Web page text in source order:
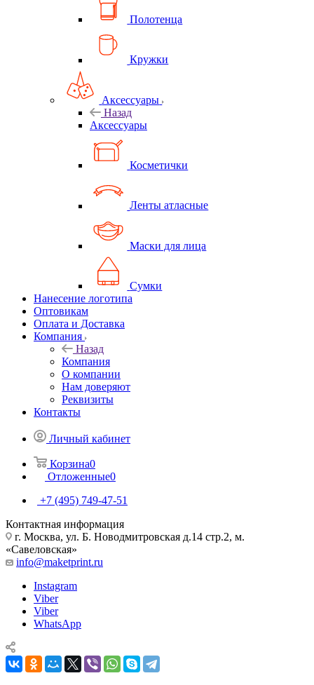
Полотенца
Кружки
Аксессуары
Назад
Аксессуары
Косметички
Ленты атласные
Маски для лица
Сумки
Нанесение логотипа
Оптовикам
Оплата и Доставка
Компания
Назад
Компания
О компании
Нам доверяют
Реквизиты
Контакты
Личный кабинет
Корзина0
Отложенные0
+7 (495) 749-47-51
Контактная информация
г. Москва, ул. Б. Новодмитровская д.14 стр.2, м.
«Савеловская»
info@maketprint.ru
Instagram
Viber
Viber
WhatsApp